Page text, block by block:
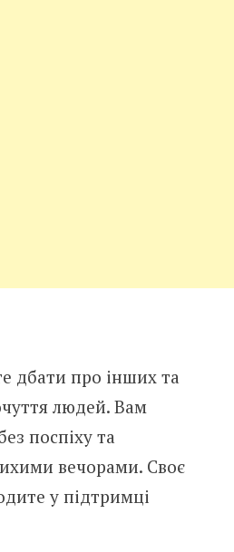
дбати про інших та
людей. Вам
поспіху та
вечорами. Своє
у підтримці